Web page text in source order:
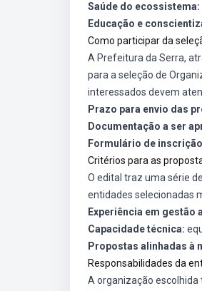
Saúde do ecossistema:
Educação e
Como participar da
A Prefeitura da Serra,
para a seleção de
interessados devem
Prazo para envio das
Documentação a ser
Formulário de
Critérios para as
O edital traz uma série
entidades selecionadas
Experiência em gestão
Capacidade técnica:
Propostas alinhadas à
Responsabilidades da
A organização escolhida